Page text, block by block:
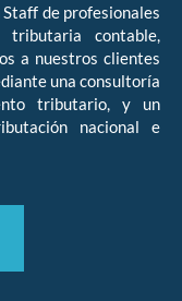
de profesionales
contable,
a nuestros clientes
una consultoría
tributario, y un
nacional e